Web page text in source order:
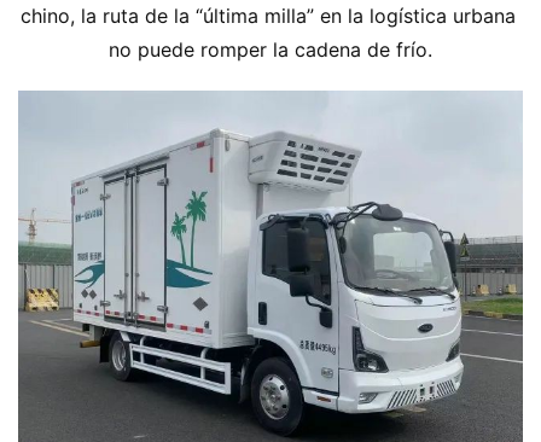
chino, la ruta de la “última milla” en la logística urbana
no puede romper la cadena de frío.